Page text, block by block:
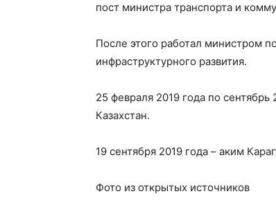
пост министра транспорта и
После этого работал министром
инфраструктурного развития.
25 февраля 2019 года по
Казахстан.
19 сентября 2019 года – аким
Фото из открытых источников